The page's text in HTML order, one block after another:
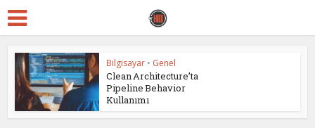
Bilgisayar • Genel
Clean Architecture’ta
Pipeline Behavior
Kullanımı